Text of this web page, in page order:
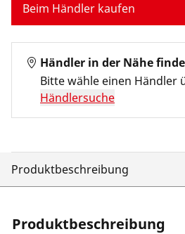
Beim Händler kaufen
Händler in der Nähe
Bitte wähle einen Händler
Händlersuche
Produktbeschreibung
Produktbeschreibung